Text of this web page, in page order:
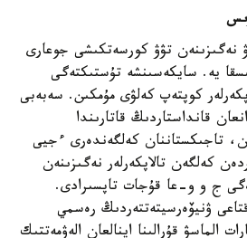
نەگىزىنەن تۋۋ كورسەتكىشى جوعارى
يە. سايكەسىنشە تۇستىكتەگى
كوپتەپ كەلۋى مۇمكىن. سەبەبى
قانداستاردىڭ قاتارىندا
تاجىكستاننان كەلگەندەرى ءجيى
كەلگەن تالاپكەرلەر نەگىزىنەن
ج و و-عا قۇجات تاپسىرادى.
ۋنيۆەرسيتەتتەردىڭ رەسمي
الماسۋ قۇرالىنا اينالعان الەۋمەتتىك